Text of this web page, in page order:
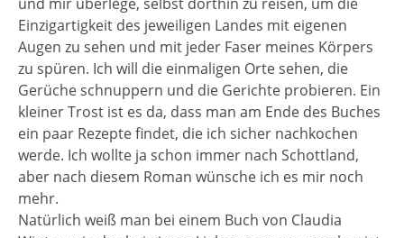
Einzigartigkeit des jeweiligen Landes mit eigenen
Augen zu sehen und mit jeder Faser meines Körpers
zu spüren. Ich will die einmaligen Orte sehen, die
Gerüche schnuppern und die Gerichte probieren. Ein
kleiner Trost ist es da, dass man am Ende des Buches
ein paar Rezepte findet, die ich sicher nachkochen
werde. Ich wollte ja schon immer nach Schottland,
aber nach diesem Roman wünsche ich es mir noch
mehr.
Natürlich weiß man bei einem Buch von Claudia